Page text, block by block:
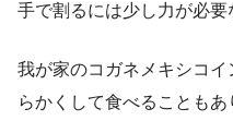
手で割るには少し力が必要
我が家のコガネメキシコ
らかくして食べることもあ